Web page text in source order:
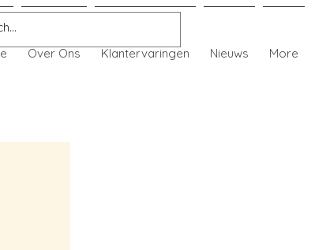
Over Ons Klantervaringen Nieuws More